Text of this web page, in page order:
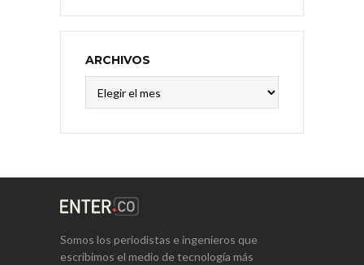
ARCHIVOS
Somos los periodistas e ingenieros que
escribimos el medio de tecnología más